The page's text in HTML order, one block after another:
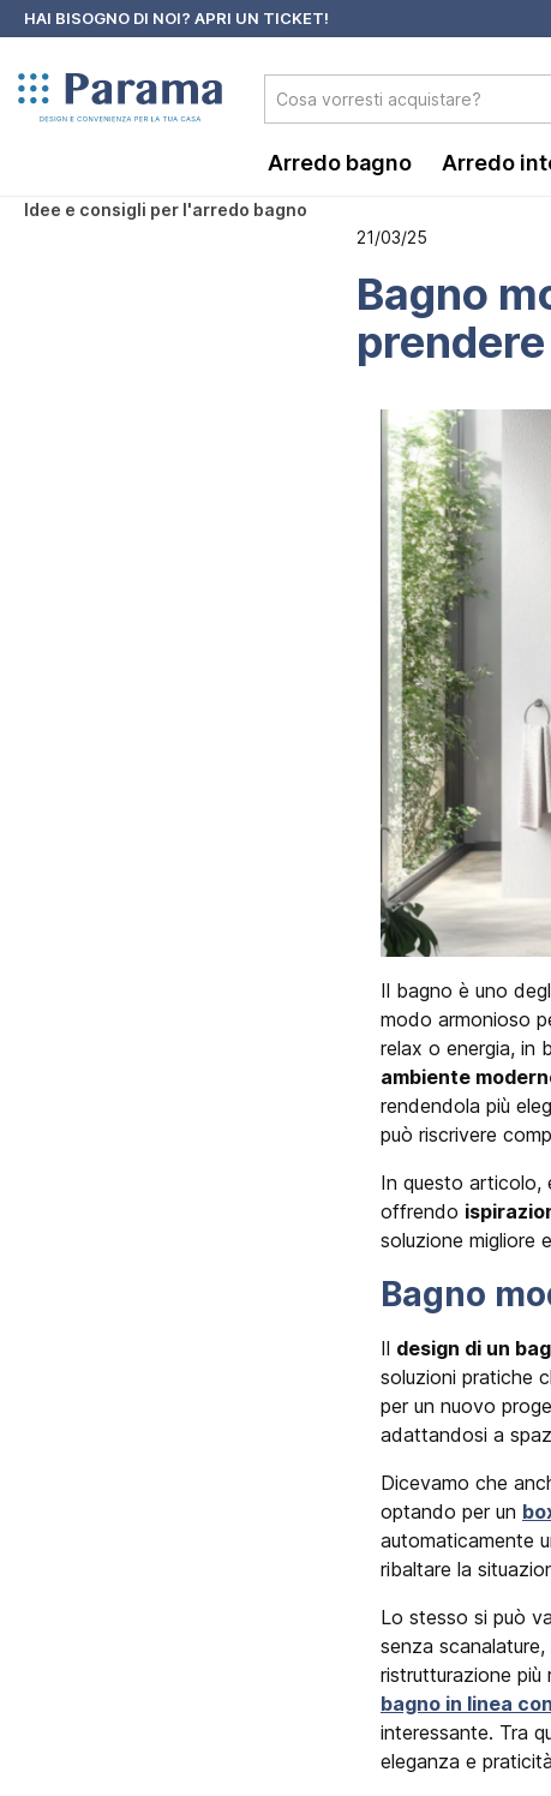
Passa alla navigazione principale
HAI BISOGNO DI NOI? APRI UN TICKET!
Arredo bagno Arredo
Idee e consigli per l'arredo bagno
21/03/25
Bagno
Il bagno è uno
modo armonioso
relax o energia, in
ambiente
rendendola più
può riscrivere
In questo articolo,
offrendo
soluzione migliore
Bagno
Il design di un
soluzioni pratiche
per un nuovo
adattandosi a
Dicevamo che
optando per un
automaticamente
ribaltare la
Lo stesso si può
senza
ristrutturazione più
bagno in linea
interessante. Tra
eleganza e